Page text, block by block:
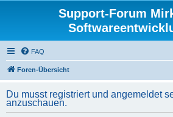
Support-Forum
FAQ
Foren-Übersicht
Du musst registriert und angemeldet
anzuschauen.